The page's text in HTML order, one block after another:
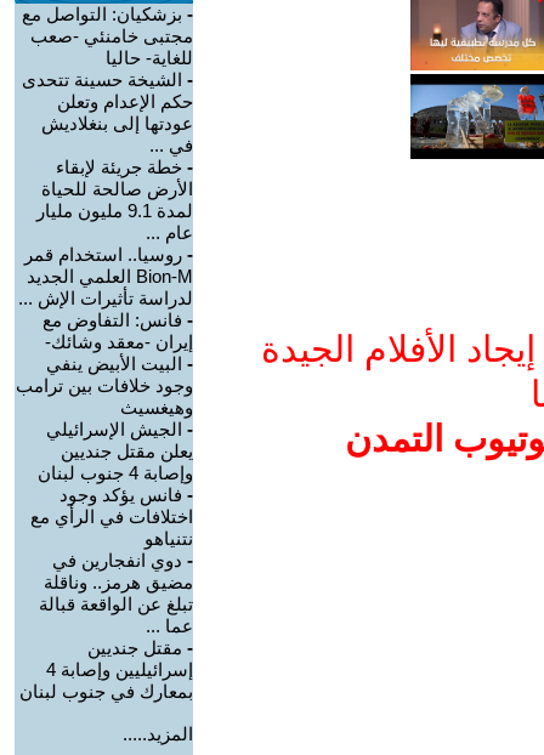
الأفلام الجيدة
التمدن
- بزشكيان: التواصل مع
مجتبى خامنئي -صعب
للغاية- حاليا
- الشيخة حسينة تتحدى
حكم الإعدام وتعلن
عودتها إلى بنغلاديش
في ...
- خطة جريئة لإبقاء
الأرض صالحة للحياة
لمدة 9.1 مليون مليار
عام ...
- روسيا.. استخدام قمر
Bion-M العلمي الجديد
لدراسة تأثيرات الإش ...
- فانس: التفاوض مع
إيران -معقد وشائك-
- البيت الأبيض ينفي
وجود خلافات بين ترامب
وهيغسيث
- الجيش الإسرائيلي
يعلن مقتل جنديين
وإصابة 4 جنوب لبنان
- فانس يؤكد وجود
اختلافات في الرأي مع
نتنياهو
- دوي انفجارين في
مضيق هرمز.. وناقلة
تبلغ عن الواقعة قبالة
عما ...
- مقتل جنديين
إسرائيليين وإصابة 4
بمعارك في جنوب لبنان
المزيد.....